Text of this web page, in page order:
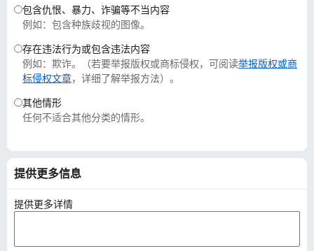
包含仇恨、暴力、诈骗等不当内容
例如：包含种族歧视的图像。
存在违法行为或包含违法内容
例如：欺诈。（若要举报版权或商标侵权，可阅读举报版权或商
标侵权文章，详细了解举报方法）。
其他情形
任何不适合其他分类的情形。
提供更多信息
提供更多详情